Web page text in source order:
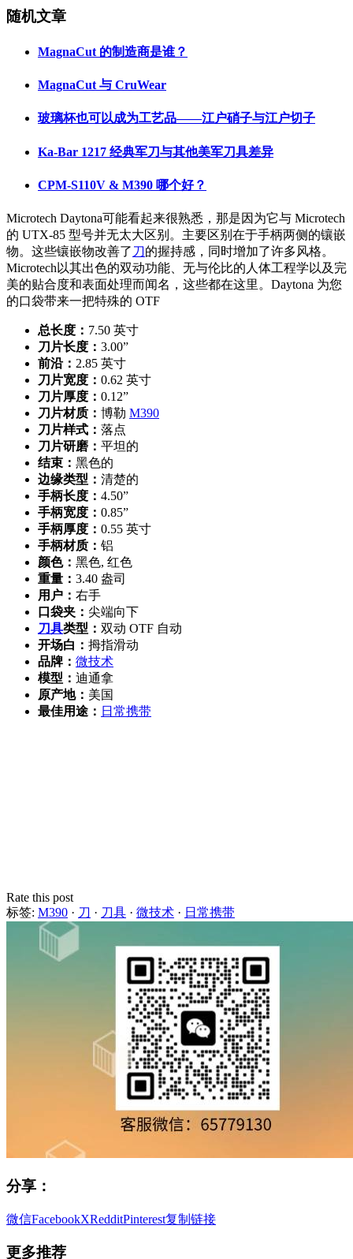
随机文章
MagnaCut 的制造商是谁？
MagnaCut 与 CruWear
玻璃杯也可以成为工艺品——江户硝子与江户切子
Ka-Bar 1217 经典军刀与其他美军刀具差异
CPM-S110V & M390 哪个好？
Microtech Daytona可能看起来很熟悉，那是因为它与 Microtech
的 UTX-85 型号并无太大区别。主要区别在于手柄两侧的镶嵌
物。这些镶嵌物改善了 刀的握持感， 同时增加了许多风格。
Microtech 以其出色的双动功能、无与伦比的人体工程学以及完
美的贴合度和表面处理而闻名，这些都在这里。Daytona 为您
的口袋带来一把特殊的 OTF
总长度： 7.50 英寸
刀片长度： 3.00”
前沿： 2.85 英寸
刀片宽度： 0.62 英寸
刀片厚度： 0.12”
刀片材质： 博勒 M390
刀片样式： 落点
刀片研磨： 平坦的
结束： 黑色的
边缘类型： 清楚的
手柄长度： 4.50”
手柄宽度： 0.85”
手柄厚度： 0.55 英寸
手柄材质： 铝
颜色： 黑色, 红色
重量： 3.40 盎司
用户： 右手
口袋夹： 尖端向下
刀具类型： 双动 OTF 自动
开场白： 拇指滑动
品牌： 微技术
模型： 迪通拿
原产地： 美国
最佳用途： 日常携带
Rate this post
标签: M390 · 刀 · 刀具 · 微技术 · 日常携带
分享：
微信FacebookXRedditPinterest复制链接
更多推荐